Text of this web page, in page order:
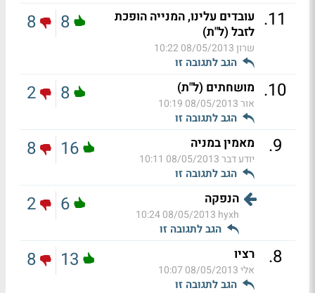
11
. עובדים עלינו, המנייה הופכת
לזבל (ל"ת)
שרון08/05/2013 10:22
הגב לתגובה זו
8
8
10
. מושחתים (ל"ת)
אור08/05/2013 10:19
הגב לתגובה זו
8
2
9
. מאמין במניה
יודע דבר08/05/2013 10:11
הגב לתגובה זו
16
8
הנפקה
hyxh
08/05/2013 10:24
הגב לתגובה זו
6
2
8
. רציו
אלי08/05/2013 10:07
הגב לתגובה זו
13
8